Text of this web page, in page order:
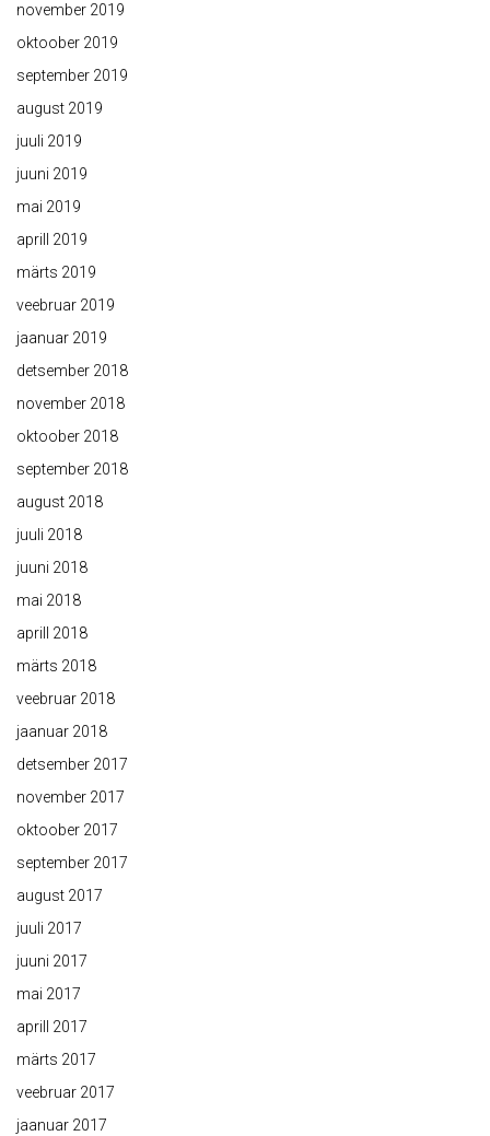
november 2019
oktoober 2019
september 2019
august 2019
juuli 2019
juuni 2019
mai 2019
aprill 2019
märts 2019
veebruar 2019
jaanuar 2019
detsember 2018
november 2018
oktoober 2018
september 2018
august 2018
juuli 2018
juuni 2018
mai 2018
aprill 2018
märts 2018
veebruar 2018
jaanuar 2018
detsember 2017
november 2017
oktoober 2017
september 2017
august 2017
juuli 2017
juuni 2017
mai 2017
aprill 2017
märts 2017
veebruar 2017
jaanuar 2017